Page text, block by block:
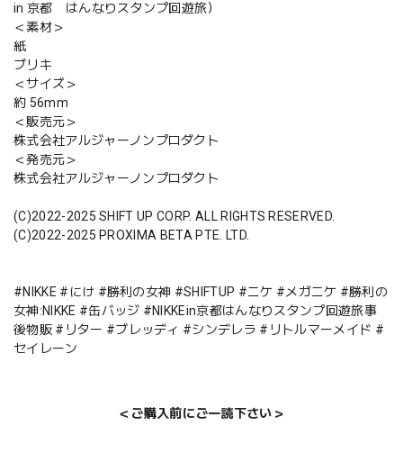
in 京都 はんなりスタンプ回遊旅）
＜素材＞
紙
ブリキ
＜サイズ＞
約 56mm
＜販売元＞
株式会社アルジャーノンプロダクト
＜発売元＞
株式会社アルジャーノンプロダクト
(C)2022-2025 SHIFT UP CORP. ALL RIGHTS RESERVED.
(C)2022-2025 PROXIMA BETA PTE. LTD.
#NIKKE #にけ #勝利の女神 #SHIFTUP #ニケ #メガニケ #勝利の
女神:NIKKE #缶バッジ #NIKKEin京都はんなりスタンプ回遊旅事
後物販 #リター #ブレッディ #シンデレラ #リトルマーメイド #
セイレーン
＜ご購入前にご一読下さい＞